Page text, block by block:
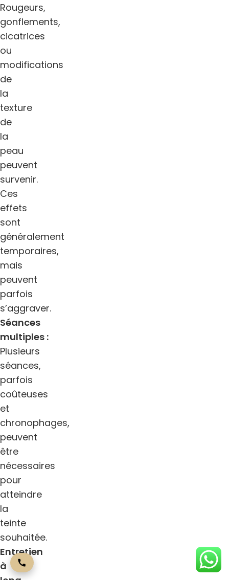
Rougeurs,
gonflements,
cicatrices
ou
modifications
de
la
texture
de
la
peau
peuvent
survenir.
Ces
effets
sont
généralement
temporaires,
mais
peuvent
parfois
s’aggraver.
Séances
multiples :
Plusieurs
séances,
parfois
coûteuses
et
chronophages,
peuvent
être
nécessaires
pour
atteindre
la
teinte
souhaitée.
Entretien
à